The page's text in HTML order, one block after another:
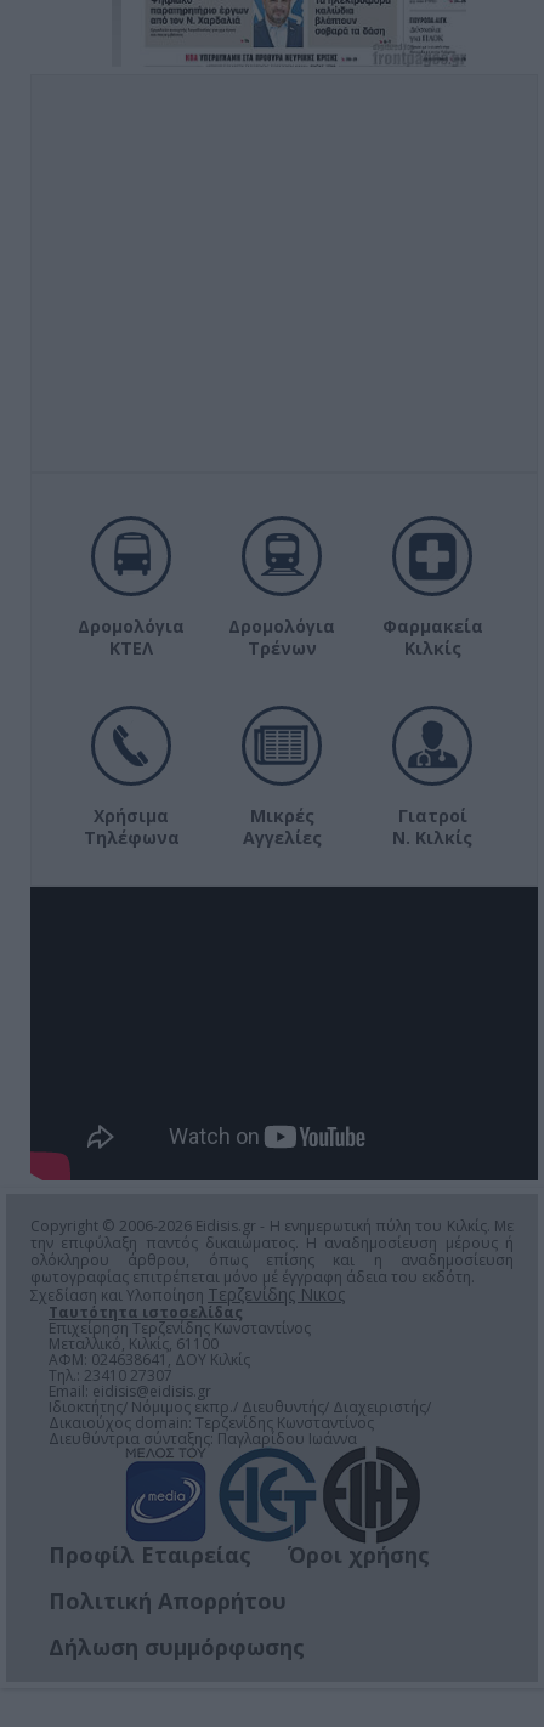
Δρομολόγια
ΚΤΕΛ
Δρομολόγια
Τρένων
Φαρμακεία
Κιλκίς
Χρήσιμα
Τηλέφωνα
Μικρές
Αγγελίες
Γιατροί
Ν. Κιλκίς
Copyright © 2006-2026 Eidisis.gr - Η ενημερωτική πύλη του Κιλκίς. Με
την επιφύλαξη παντός δικαιώματος. Η αναδημοσίευση μέρους ή
ολόκληρου άρθρου, όπως επίσης και η αναδημοσίευση
φωτογραφίας επιτρέπεται μόνο μέ έγγραφη άδεια του εκδότη.
Σχεδίαση και Υλοποίηση Τερζενίδης Νικος
Ταυτότητα ιστοσελίδας
Επιχείρηση Τερζενίδης Κωνσταντίνος
Μεταλλικό, Κιλκίς, 61100
ΑΦΜ: 024638641, ΔΟΥ Κιλκίς
Τηλ.: 23410 27307
Email: eidisis@eidisis.gr
Ιδιοκτήτης/ Νόμιμος εκπρ./ Διευθυντής/ Διαχειριστής/
Δικαιούχος domain: Τερζενίδης Κωνσταντίνος
Διευθύντρια σύνταξης: Παγλαρίδου Ιωάννα
Προφίλ Εταιρείας
Όροι χρήσης
Πολιτική Απορρήτου
Δήλωση συμμόρφωσης